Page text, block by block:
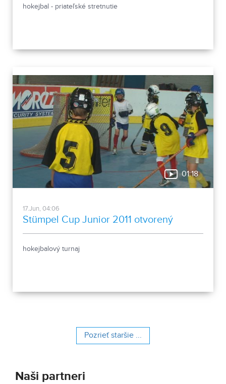
hokejbal - priateľské stretnutie
01:18
17.Jun, 04:06
Stümpel Cup Junior 2011 otvorený
hokejbalový turnaj
Pozrieť staršie ...
Naši partneri